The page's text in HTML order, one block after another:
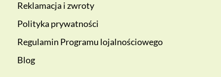
Reklamacja i zwroty
Polityka prywatności
Regulamin Programu lojalnościowego
Blog